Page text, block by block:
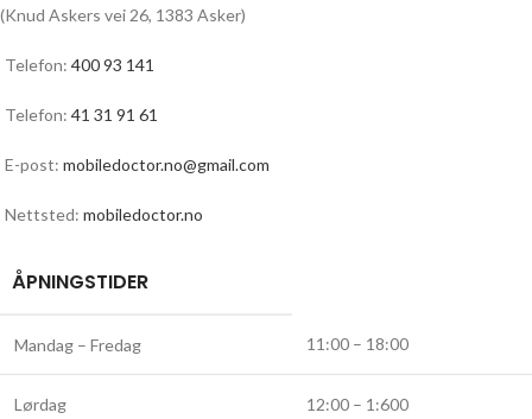
(Knud Askers vei 26, 1383 Asker)
Telefon: 400 93 141
Telefon: 41 31 91 61
E-post: mobiledoctor.no@gmail.com
Nettsted: mobiledoctor.no
ÅPNINGSTIDER
Mandag – Fredag 11:00 – 18:00
Lørdag 12:00 – 1:600